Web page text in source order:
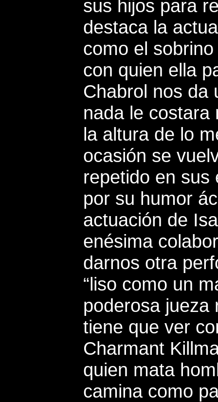
sus hijos para
destaca la
como el
con quien ella
Chabrol nos da
nada le costara
la altura de lo
ocasión se
repetido en sus
por su humor
actuación de
enésima
darnos otra
“liso como un
poderosa jueza
tiene que ver
Charmant
quien mata
camina como